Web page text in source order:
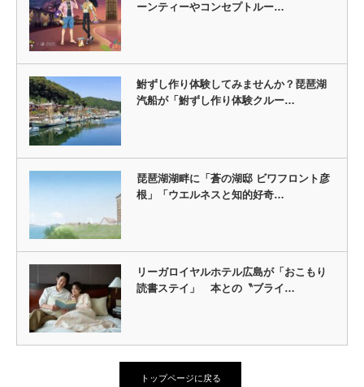
ーンティーやコンセプトルー…
鮒ずし作り体験してみませんか？琵琶湖
汽船が「鮒ずし作り体験クルー…
琵琶湖湖畔に「蒼の湖邸 ビワフロント彦
根」「ウエルネスと知的好奇…
リーガロイヤルホテル広島が「おこもり
読書ステイ」 本との〝ブライ…
トップページに戻る